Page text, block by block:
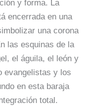
y forma. La
encerrada en una
una corona
las esquinas de la
el águila, el león y
evangelistas y los
en esta baraja
total.